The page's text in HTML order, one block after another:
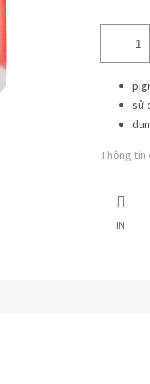
sử
Thông tin
IN